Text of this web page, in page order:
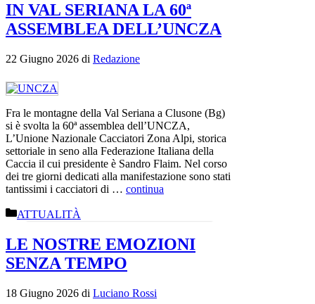
IN VAL SERIANA LA 60ª
ASSEMBLEA DELL’UNCZA
22 Giugno 2026 di Redazione
Fra le montagne della Val Seriana a Clusone (Bg)
si è svolta la 60ª assemblea dell’UNCZA,
L’Unione Nazionale Cacciatori Zona Alpi, storica
settoriale in seno alla Federazione Italiana della
Caccia il cui presidente è Sandro Flaim. Nel corso
dei tre giorni dedicati alla manifestazione sono stati
tantissimi i cacciatori di … continua
Categorie
ATTUALITÀ
LE NOSTRE EMOZIONI
SENZA TEMPO
18 Giugno 2026 di Luciano Rossi